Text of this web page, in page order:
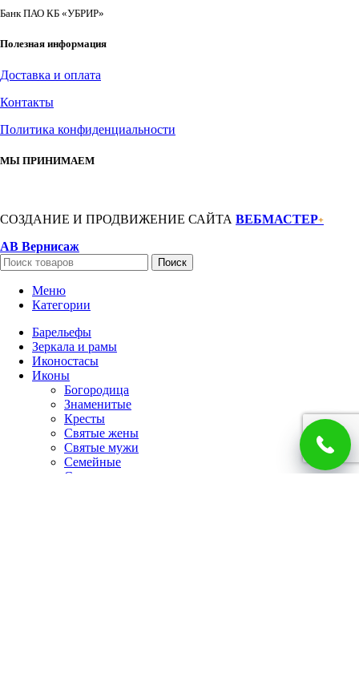
Банк ПАО КБ «УБРИР»
Полезная информация
Доставка и оплата
Контакты
Политика конфиденциальности
МЫ ПРИНИМАЕМ
СОЗДАНИЕ И ПРОДВИЖЕНИЕ САЙТА ВЕБМАСТЕР+
АВ Вернисаж
Поиск
Меню
Категории
Барельефы
Зеркала и рамы
Иконостасы
Иконы
Богородица
Знаменитые
Кресты
Святые жены
Святые мужи
Семейные
Спаситель